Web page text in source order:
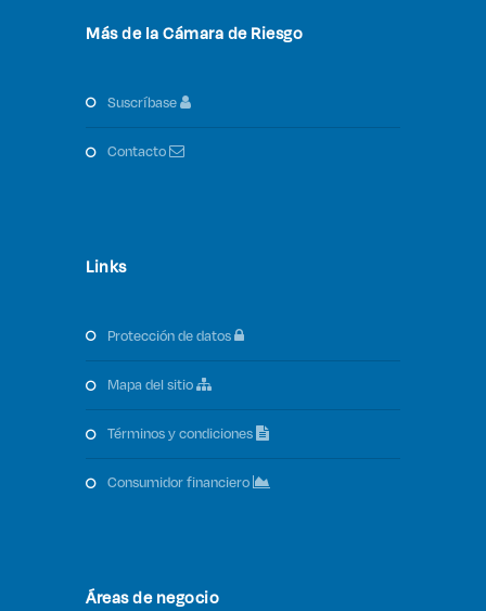
Más de la Cámara de Riesgo
suscríbase
contacto
Links
protección de datos
mapa del sitio
términos y condiciones
consumidor financiero
Áreas de negocio